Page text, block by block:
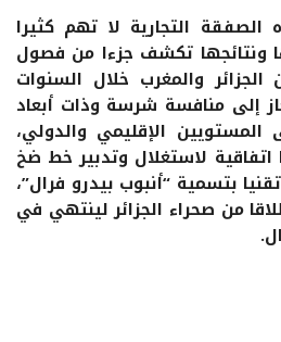
التجارية لا تهم كثيرا
ونتائجها تكشف جزءا من فصول
والمغرب خلال السنوات
إلى منافسة شرسة وذات أبعاد
الإقليمي والدولي،
لاستغلال وتدبير خط ضخ
بتسمية “أنبوب بيدرو فرال”،
من صحراء الجزائر لينتهي في